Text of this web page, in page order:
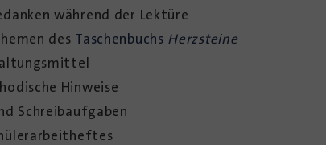
während der Lektüre
des Taschenbuchs Herzsteine
Hinweise
Schreibaufgaben